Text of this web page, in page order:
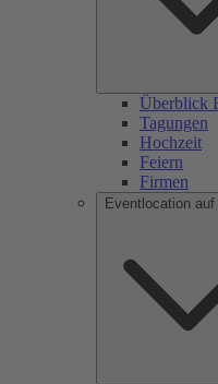
Überblick
Tagungen
Hochzeit
Feiern
Firmen
Eventlocation auf